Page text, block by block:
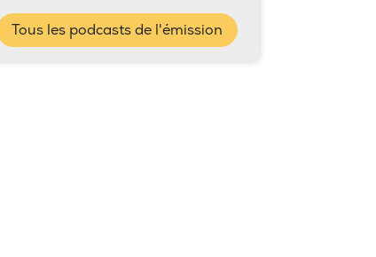
Tous les podcasts de l'émission